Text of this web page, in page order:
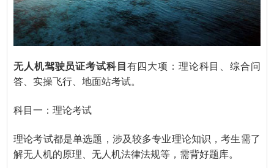
无人机驾驶员证考试科目 有四大项：理论科目、综合问
答、实操飞行、地面站考试。
科目一：理论考试
理论考试都是单选题，涉及较多专业理论知识，考生需了
解无人机的原理、无人机法律法规等，需背好题库。